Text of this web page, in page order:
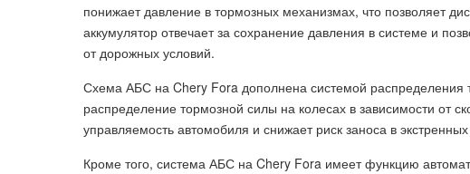
понижает давление в тормозных механизмах, что позволяет
аккумулятор отвечает за сохранение давления в системе и
от дорожных условий.
Схема АБС на Chery Fora дополнена системой распределения
распределение тормозной силы на колесах в зависимости от
управляемость автомобиля и снижает риск заноса в
Кроме того, система АБС на Chery Fora имеет функцию